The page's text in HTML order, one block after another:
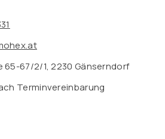
65-67/2/1, 2230 Gänserndorf
Terminvereinbarung